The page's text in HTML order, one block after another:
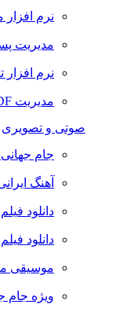
نرم
مدیریت
نرم افزار
مدیریت PDF
صوتی و تصویری
جام جهانی
آهنگ
دانلود
دانلود
موسیقی
ویژه جام جهانی